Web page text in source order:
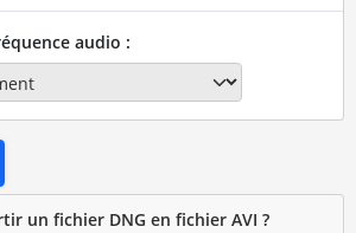
audio :
un fichier DNG en fichier AVI ?